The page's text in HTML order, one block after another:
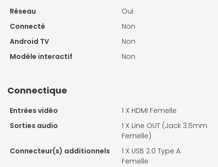
Réseau
Oui
Connecté
Non
Android TV
Non
Modèle interactif
Non
Connectique
Entrées vidéo 1 X HDMI Femelle
Sorties audio
1 X Line OUT (Jack 3.5mm
Femelle)
Connecteur(s) additionnels
1 X USB 2.0 Type A
Femelle